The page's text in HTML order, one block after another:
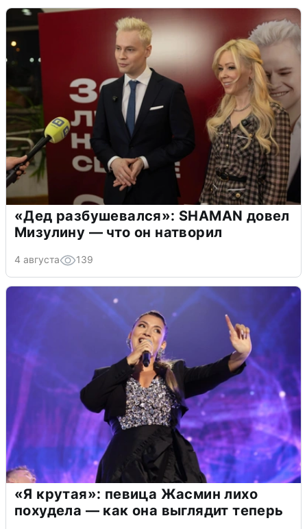
«Дед разбушевался»: SHAMAN довел
Мизулину — что он натворил
4 августа 139
«Я крутая»: певица Жасмин лихо
похудела — как она выглядит теперь